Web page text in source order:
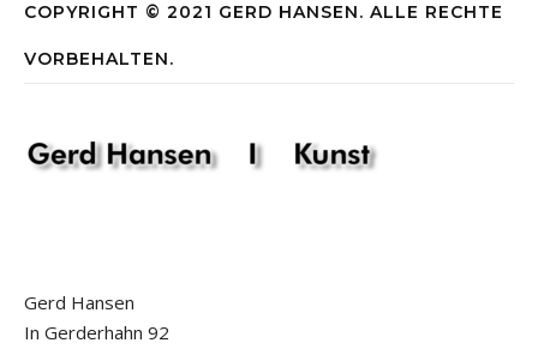
COPYRIGHT © 2021 GERD HANSEN. ALLE RECHTE
VORBEHALTEN.
Gerd Hansen
In Gerderhahn 92